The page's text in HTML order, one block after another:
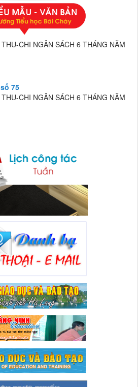
75
CHI NGÂN SÁCH 6 THÁNG NĂM
75
CHI NGÂN SÁCH 6 THÁNG NĂM